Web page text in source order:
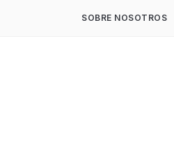
SOBRE NOSOTROS